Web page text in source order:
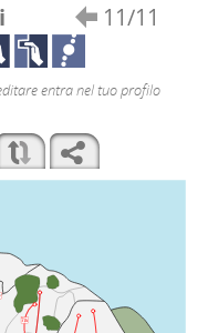
 11/11
entra nel tuo profilo
7a